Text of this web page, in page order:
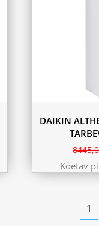
DAIKIN
Köetav
1